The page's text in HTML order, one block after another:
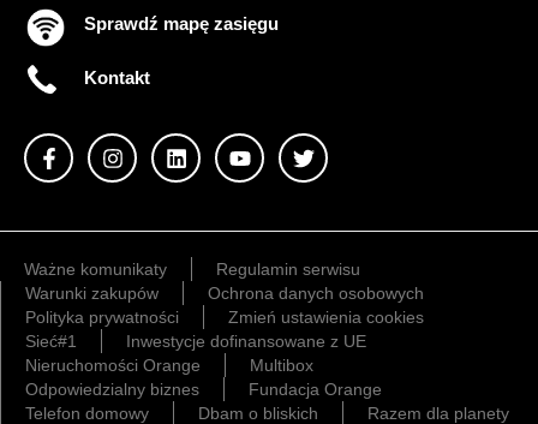
Sprawdź mapę zasięgu
Kontakt
Ważne komunikaty
Regulamin serwisu
Warunki zakupów
Ochrona danych osobowych
Polityka prywatności
Zmień ustawienia cookies
Sieć#1
Inwestycje dofinansowane z UE
Nieruchomości Orange
Multibox
Odpowiedzialny biznes
Fundacja Orange
Telefon domowy
Dbam o bliskich Razem dla planety